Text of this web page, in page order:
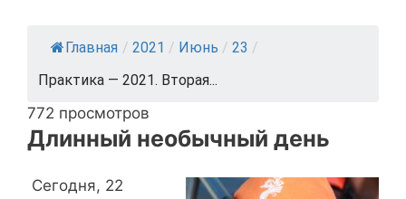
Главная / 2021 / Июнь / 23 /
Практика — 2021. Вторая...
772 просмотров
Длинный необычный день
Сегодня, 22